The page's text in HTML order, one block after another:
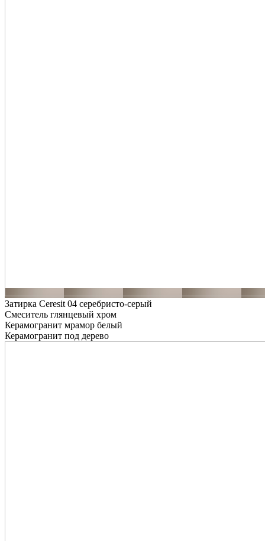
Затирка Ceresit 04 серебристо-серый
Смеситель глянцевый хром
Керамогранит мрамор белый
Керамогранит под дерево